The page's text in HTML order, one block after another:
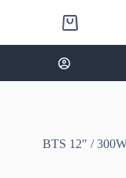
Shopping
cart